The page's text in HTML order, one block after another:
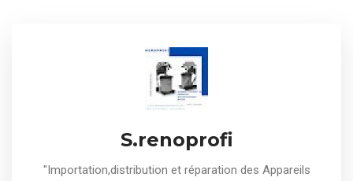
S.renoprofi
"Importation,distribution et réparation des Appareils